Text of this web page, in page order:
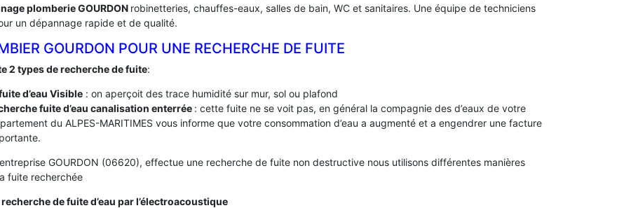
plomberie GOURDON robinetteries, chauffes-eaux, salles de bain, WC et sanitaires. Une équipe de techniciens
un dépannage rapide et de qualité.
GOURDON POUR UNE RECHERCHE DE FUITE
2 types de recherche de fuite:
d’eau Visible: on aperçoit des trace humidité sur mur, sol ou plafond
fuite d’eau canalisation enterrée : cette fuite ne se voit pas, en général la compagnie des d’eaux de votre
du ALPES-MARITIMES vous informe que votre consommation d’eau a augmenté et a engendrer une facture
GOURDON (06620), effectue une recherche de fuite non destructive nous utilisons différentes manières
fuite recherchée
recherche de fuite d’eau par l’électroacoustique